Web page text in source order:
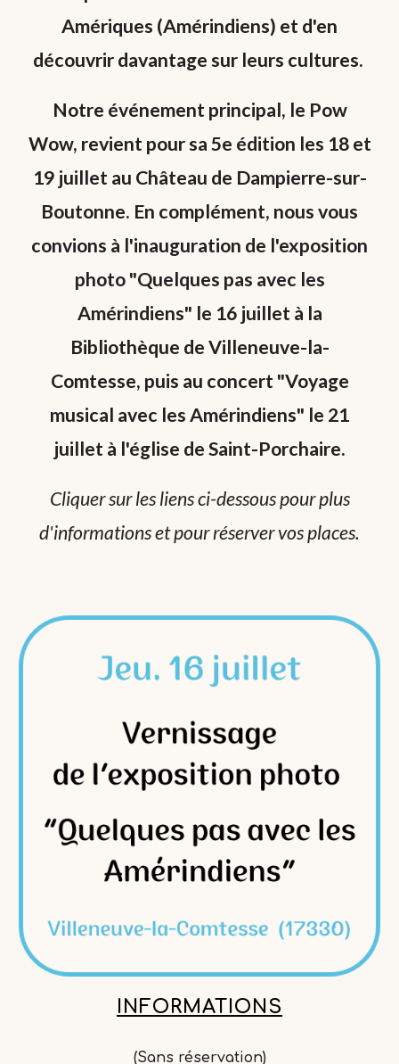
Amériques (Amérindiens) et d'en
découvrir davantage sur leurs cultures.
Notre événement principal, le Pow
Wow, revient pour sa 5e édition les 18 et
19 juillet au Château de Dampierre-sur-
Boutonne. En complément, nous vous
convions à l'inauguration de l'exposition
photo "Quelques pas avec les
Amérindiens" le 16 juillet à la
Bibliothèque de Villeneuve-la-
Comtesse, puis au concert "Voyage
musical avec les Amérindiens" le 21
juillet à l'église de Saint-Porchaire.
Cliquer sur les liens ci-dessous pour plus
d'informations et pour réserver vos places.
INFORMATIONS
(Sans réservation)